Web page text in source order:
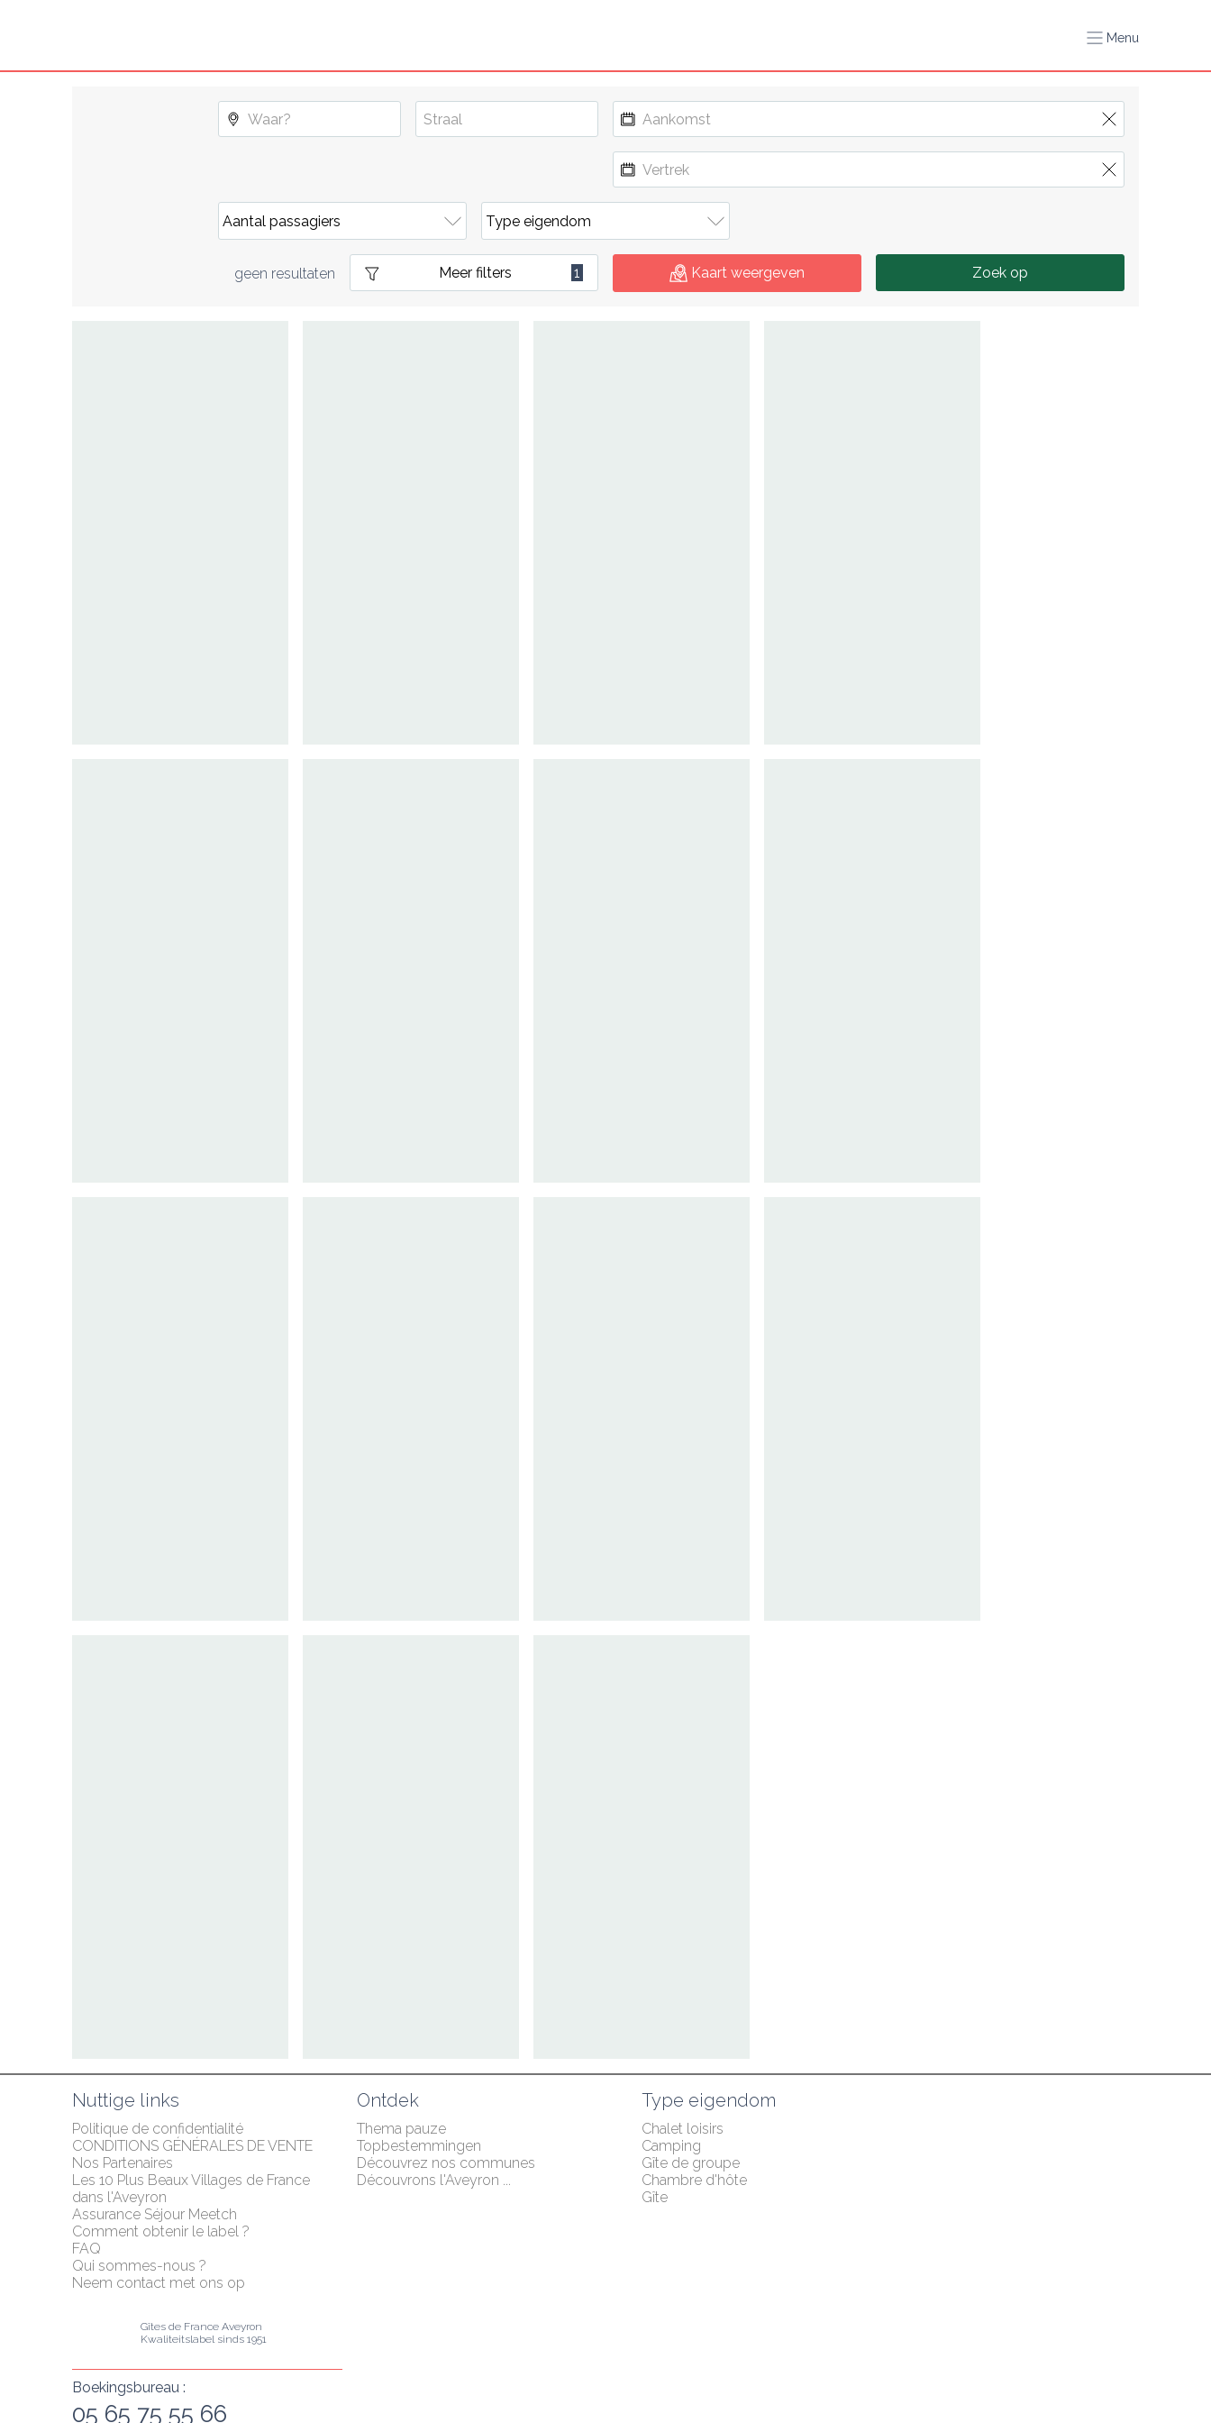
Menu
geen resultaten Meer filters 1 Kaart weergeven Zoek op
Nuttige links
Politique de confidentialité
CONDITIONS GÉNÉRALES DE VENTE
Nos Partenaires
Les 10 Plus Beaux Villages de France
dans l'Aveyron
Assurance Séjour Meetch
Comment obtenir le label ?
FAQ
Qui sommes-nous ?
Neem contact met ons op
Ontdek
Thema pauze
Topbestemmingen
Découvrez nos communes
Découvrons l'Aveyron ...
Type eigendom
Chalet loisirs
Camping
Gîte de groupe
Chambre d'hôte
Gîte
Gîtes de France Aveyron
Kwaliteitslabel sinds 1951
Boekingsbureau :
05 65 75 55 66